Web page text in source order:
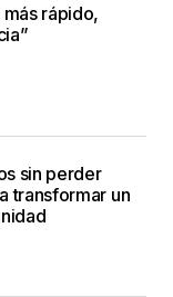
más rápido,
sin perder
transformar un